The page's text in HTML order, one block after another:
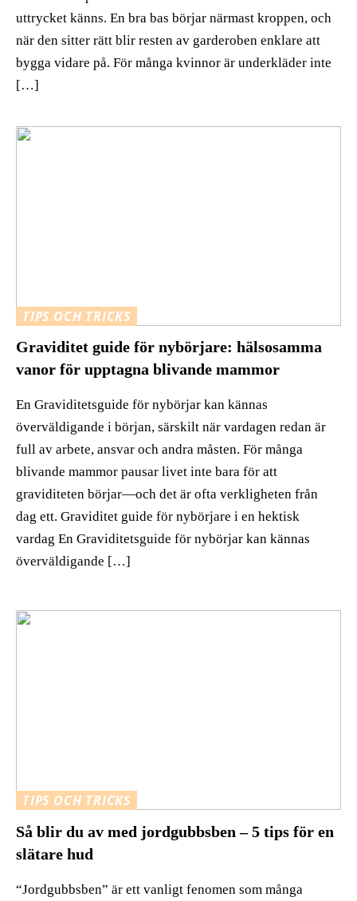
uttrycket känns. En bra bas börjar närmast kroppen, och
när den sitter rätt blir resten av garderoben enklare att
bygga vidare på. För många kvinnor är underkläder inte
[…]
TIPS OCH TRICKS
Graviditet guide för nybörjare: hälsosamma
vanor för upptagna blivande mammor
En Graviditetsguide för nybörjar kan kännas
överväldigande i början, särskilt när vardagen redan är
full av arbete, ansvar och andra måsten. För många
blivande mammor pausar livet inte bara för att
graviditeten börjar—och det är ofta verkligheten från
dag ett. Graviditet guide för nybörjare i en hektisk
vardag En Graviditetsguide för nybörjar kan kännas
överväldigande […]
TIPS OCH TRICKS
Så blir du av med jordgubbsben – 5 tips för en
slätare hud
“Jordgubbsben” är ett vanligt fenomen som många